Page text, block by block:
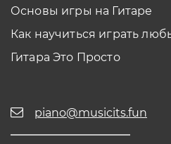
Основы игры на Гитаре
Как научиться играть
Гитара Это Просто
piano@musicits.fun